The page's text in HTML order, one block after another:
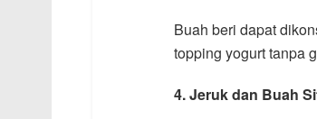
Buah beri dapat
topping yogurt tanpa
4. Jeruk dan Buah